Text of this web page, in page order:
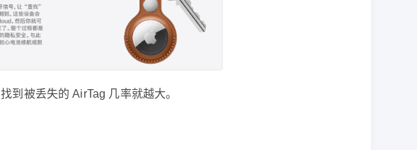
到被丢失的 AirTag 几率就越大。
这里可能就有疑问了：凭啥用我的手机/设备来充
当节点给别人找东西…… 这个当然不是强制性的
啦！这是你的自由。 在设置里的隐私，共享位
置，查找 iPhone 里，可以关闭 Find My 网络。
你丢了设备后，找到的几率就会变低。 这就跟 bt